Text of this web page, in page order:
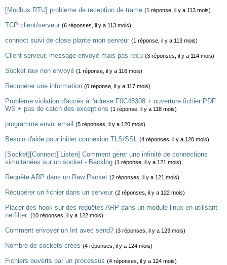
[Modbus RTU] probleme de reception de trame (1 réponse, il y a 113 mois)
TCP client/serveur (6 réponses, il y a 113 mois)
connect suivi de close plante mon serveur (1 réponse, il y a 113 mois)
Client serveur, message envoyé mais pas reçu (3 réponses, il y a 114 mois)
Socket raw non envoyé (1 réponse, il y a 116 mois)
Recupérer une information (0 réponse, il y a 117 mois)
Problème violation d'accès à l'adrese F0C48308 + ouverture fichier PDF
WS + pas de catch des exceptions (1 réponse, il y a 118 mois)
programme envoi email (5 réponses, il y a 120 mois)
Besoin d'aide pour initier connexion TLS/SSL (4 réponses, il y a 120 mois)
[Socket][Connect][Listen] Comment gérer une infinité de connections
simultanées sur un socket - Backlog (1 réponse, il y a 121 mois)
Requête ARP dans un Raw Packet (2 réponses, il y a 121 mois)
Récupérer un fichier dans un serveur (2 réponses, il y a 122 mois)
Placer des hook sur des requêtes ARP dans un module linux en utilisant
netfilter. (10 réponses, il y a 122 mois)
Comment envoyer un Int avec send? (3 réponses, il y a 123 mois)
Nombre de sockets crées (4 réponses, il y a 124 mois)
Fichiers ouverts par un processus (4 réponses, il y a 124 mois)